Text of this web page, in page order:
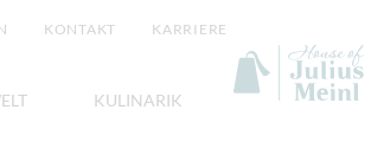
KONTAKT KARRIERE
KULINARIK